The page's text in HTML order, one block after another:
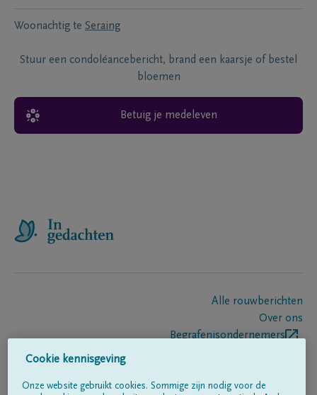
Woonachtig te Seraing
Stuur een condoléancebericht, brand een kaarsje of bestel
bloemen
Betuig je medeleven
Alle rouwberichten
Over ons
Begrafenisondernemers
Cookie kennisgeving
Onze website gebruikt cookies. Sommige zijn nodig voor de